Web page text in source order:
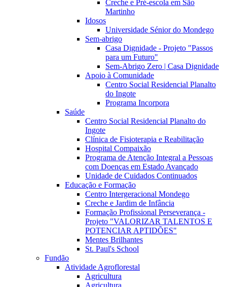
Creche e Pré-escola em São
Martinho
Idosos
Universidade Sénior do Mondego
Sem-abrigo
Casa Dignidade - Projeto "Passos
para um Futuro"
Sem-Abrigo Zero | Casa Dignidade
Apoio à Comunidade
Centro Social Residencial Planalto
do Ingote
Programa Incorpora
Saúde
Centro Social Residencial Planalto do
Ingote
Clínica de Fisioterapia e Reabilitação
Hospital Compaixão
Programa de Atenção Integral a Pessoas
com Doenças em Estado Avançado
Unidade de Cuidados Continuados
Educação e Formação
Centro Intergeracional Mondego
Creche e Jardim de Infância
Formação Profissional Perseverança -
Projeto "VALORIZAR TALENTOS E
POTENCIAR APTIDÕES"
Mentes Brilhantes
St. Paul's School
Fundão
Atividade Agroflorestal
Agricultura
Agricultura